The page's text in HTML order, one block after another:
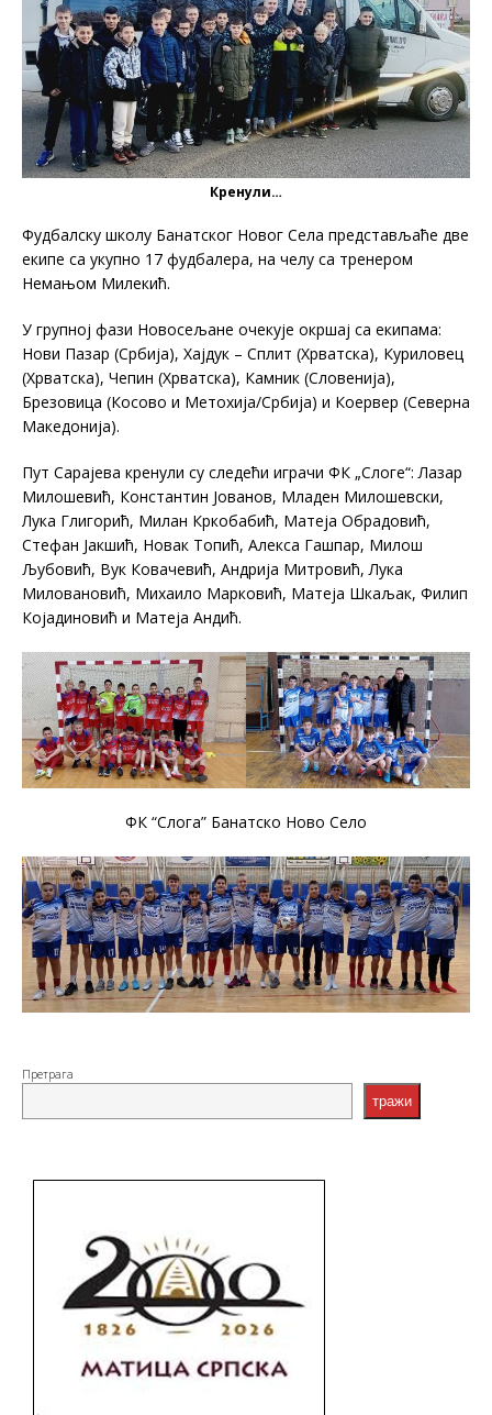
Кренули…
Фудбалску школу Банатског Новог Села представљаће две
екипе са укупно 17 фудбалера, на челу са тренером
Немањом Милекић.
У групној фази Новосељане очекује окршај са екипама:
Нови Пазар (Србија), Хајдук – Сплит (Хрватска), Куриловец
(Хрватска), Чепин (Хрватска), Камник (Словенија),
Брезовица (Косово и Метохија/Србија) и Коервер (Северна
Македонија).
Пут Сарајева кренули су следећи играчи ФК „Слоге“: Лазар
Милошевић, Константин Јованов, Младен Милошевски,
Лука Глигорић, Милан Кркобабић, Матеја Обрадовић,
Стефан Јакшић, Новак Топић, Алекса Гашпар, Милош
Љубовић, Вук Ковачевић, Андрија Митровић, Лука
Миловановић, Михаило Марковић, Матеја Шкаљак, Филип
Којадиновић и Матеја Андић.
ФК “Слога” Банатско Ново Село
Претрага
тражи